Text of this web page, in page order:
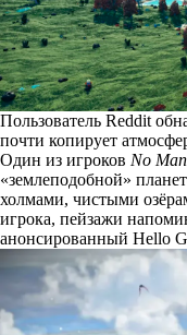
Пользователь Reddit
почти копирует
Один из игроков No
«землеподобной»
холмами, чистыми
игрока, пейзажи
анонсированный Hello